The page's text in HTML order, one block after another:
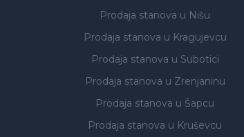
Prodaja stanova u Nišu
Prodaja stanova u Kragujevcu
Prodaja stanova u Subotici
Prodaja stanova u Zrenjaninu
Prodaja stanova u Šapcu
Prodaja stanova u Kruševcu